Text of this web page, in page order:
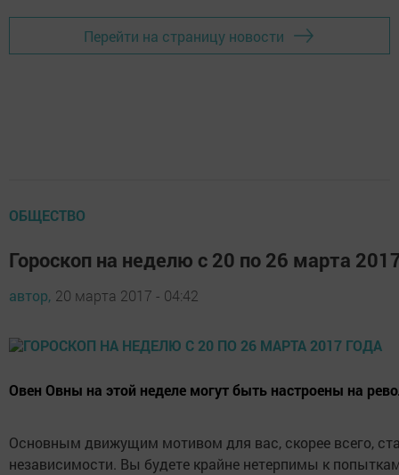
Перейти на страницу новости
ОБЩЕСТВО
Гороскоп на неделю с 20 по 26 марта
автор, 20 марта 2017 - 04:42
Овен Овны на этой неделе могут быть настроены на
Основным движущим мотивом для вас, скорее всего,
независимости. Вы будете крайне нетерпимы к